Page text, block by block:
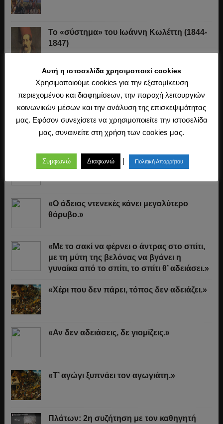
Το «σύστημα» του Ιωάννη Κωλέττη (1844-
1847)
Η άλωση της Κωνσταντινούπολης (1453)
Ο Μακιαβέλι, η Δημοκρατία και η εκλογή
των αρχόντων
«Όποιος δεν ξέρει τι να κάνει χτενίζει τους
σκύλους.»
«Ο άδειος ντενεκές κάνει μεγαλύτερο
θόρυβο.»
«Με το σακί να φέρνει ο άντρας στο σπίτι,
με τη μύτη της βελόνας να βγάνει η
γυναίκα από το σπίτι, το σπίτι θ’ αδειάσει.»
«Χέρι που δεν πάρει, τόπος δεν αδειάζει.»
«Αν δεν αδειάσεις, δε γιομίζεις.»
«Τ’ αγώγι ξυπνάει τον αγωγιάτη.»
Πλάτων: 2η συζήτηση με τον καθηγητή
Αυτή η ιστοσελίδα χρησιμοποιεί cookies
Χρησιμοποιούμε cookies για την εξατομίκευση
περιεχομένου και διαφημίσεων, την παροχή λειτουργιών
κοινωνικών μέσων και την ανάλυση της επισκεψιμότητας
μας. Εφόσον συνεχίσετε να χρησιμοποιείτε την ιστοσελίδα
μας, συναινείτε στη χρήση των cookies μας.
Συμφωνώ Διαφωνώ | Πολιτική Απορρήτου